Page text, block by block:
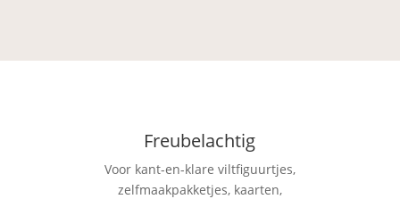
Freubelachtig
Voor kant-en-klare viltfiguurtjes,
zelfmaakpakketjes, kaarten,